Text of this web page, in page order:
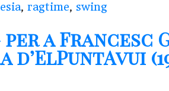
, ragtime, swing
per a Francesc